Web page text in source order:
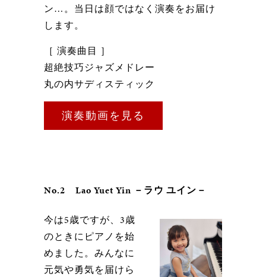
ン…。当日は顔ではなく演奏をお届け
します。
［ 演奏曲目 ］
超絶技巧ジャズメドレー
丸の内サディスティック
演奏動画を見る
No.2 Lao Yuet Yin －ラウ ユイン－
今は5歳ですが、3歳
のときにピアノを始
めました。みんなに
元気や勇気を届けら